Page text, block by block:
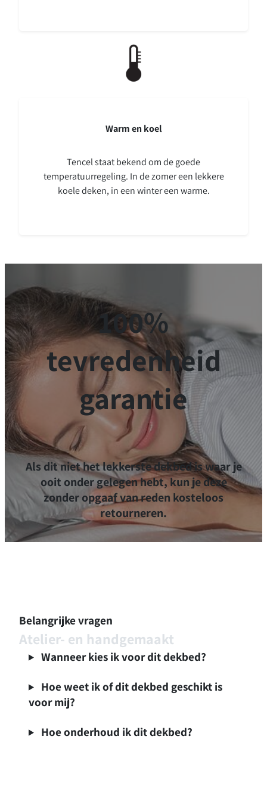
Warm en koel
Tencel staat bekend om de goede
temperatuurregeling. In de zomer een lekkere
koele deken, in een winter een warme.
100%
tevredenheid
garantie
Als dit niet het lekkerste dekbed is waar je
ooit onder gelegen hebt, kun je deze
zonder opgaaf van reden kosteloos
retourneren.
Belangrijke vragen
Atelier- en handgemaakt
Wanneer kies ik voor dit dekbed?
Hoe weet ik of dit dekbed geschikt is
voor mij?
Hoe onderhoud ik dit dekbed?